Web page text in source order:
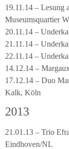
19.11.14 – Lesung
Museumsquartier
20.11.14 –
21.11.14 –
22.11.14 –
14.12.14 –
17.12.14 – Duo
Kalk, Köln
2013
21.01.13 – Trio
Eindhoven/NL